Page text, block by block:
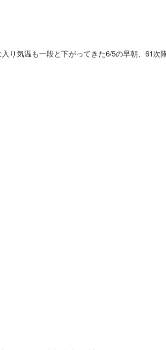
り気温も一段と下がってきた6/5の早朝、61